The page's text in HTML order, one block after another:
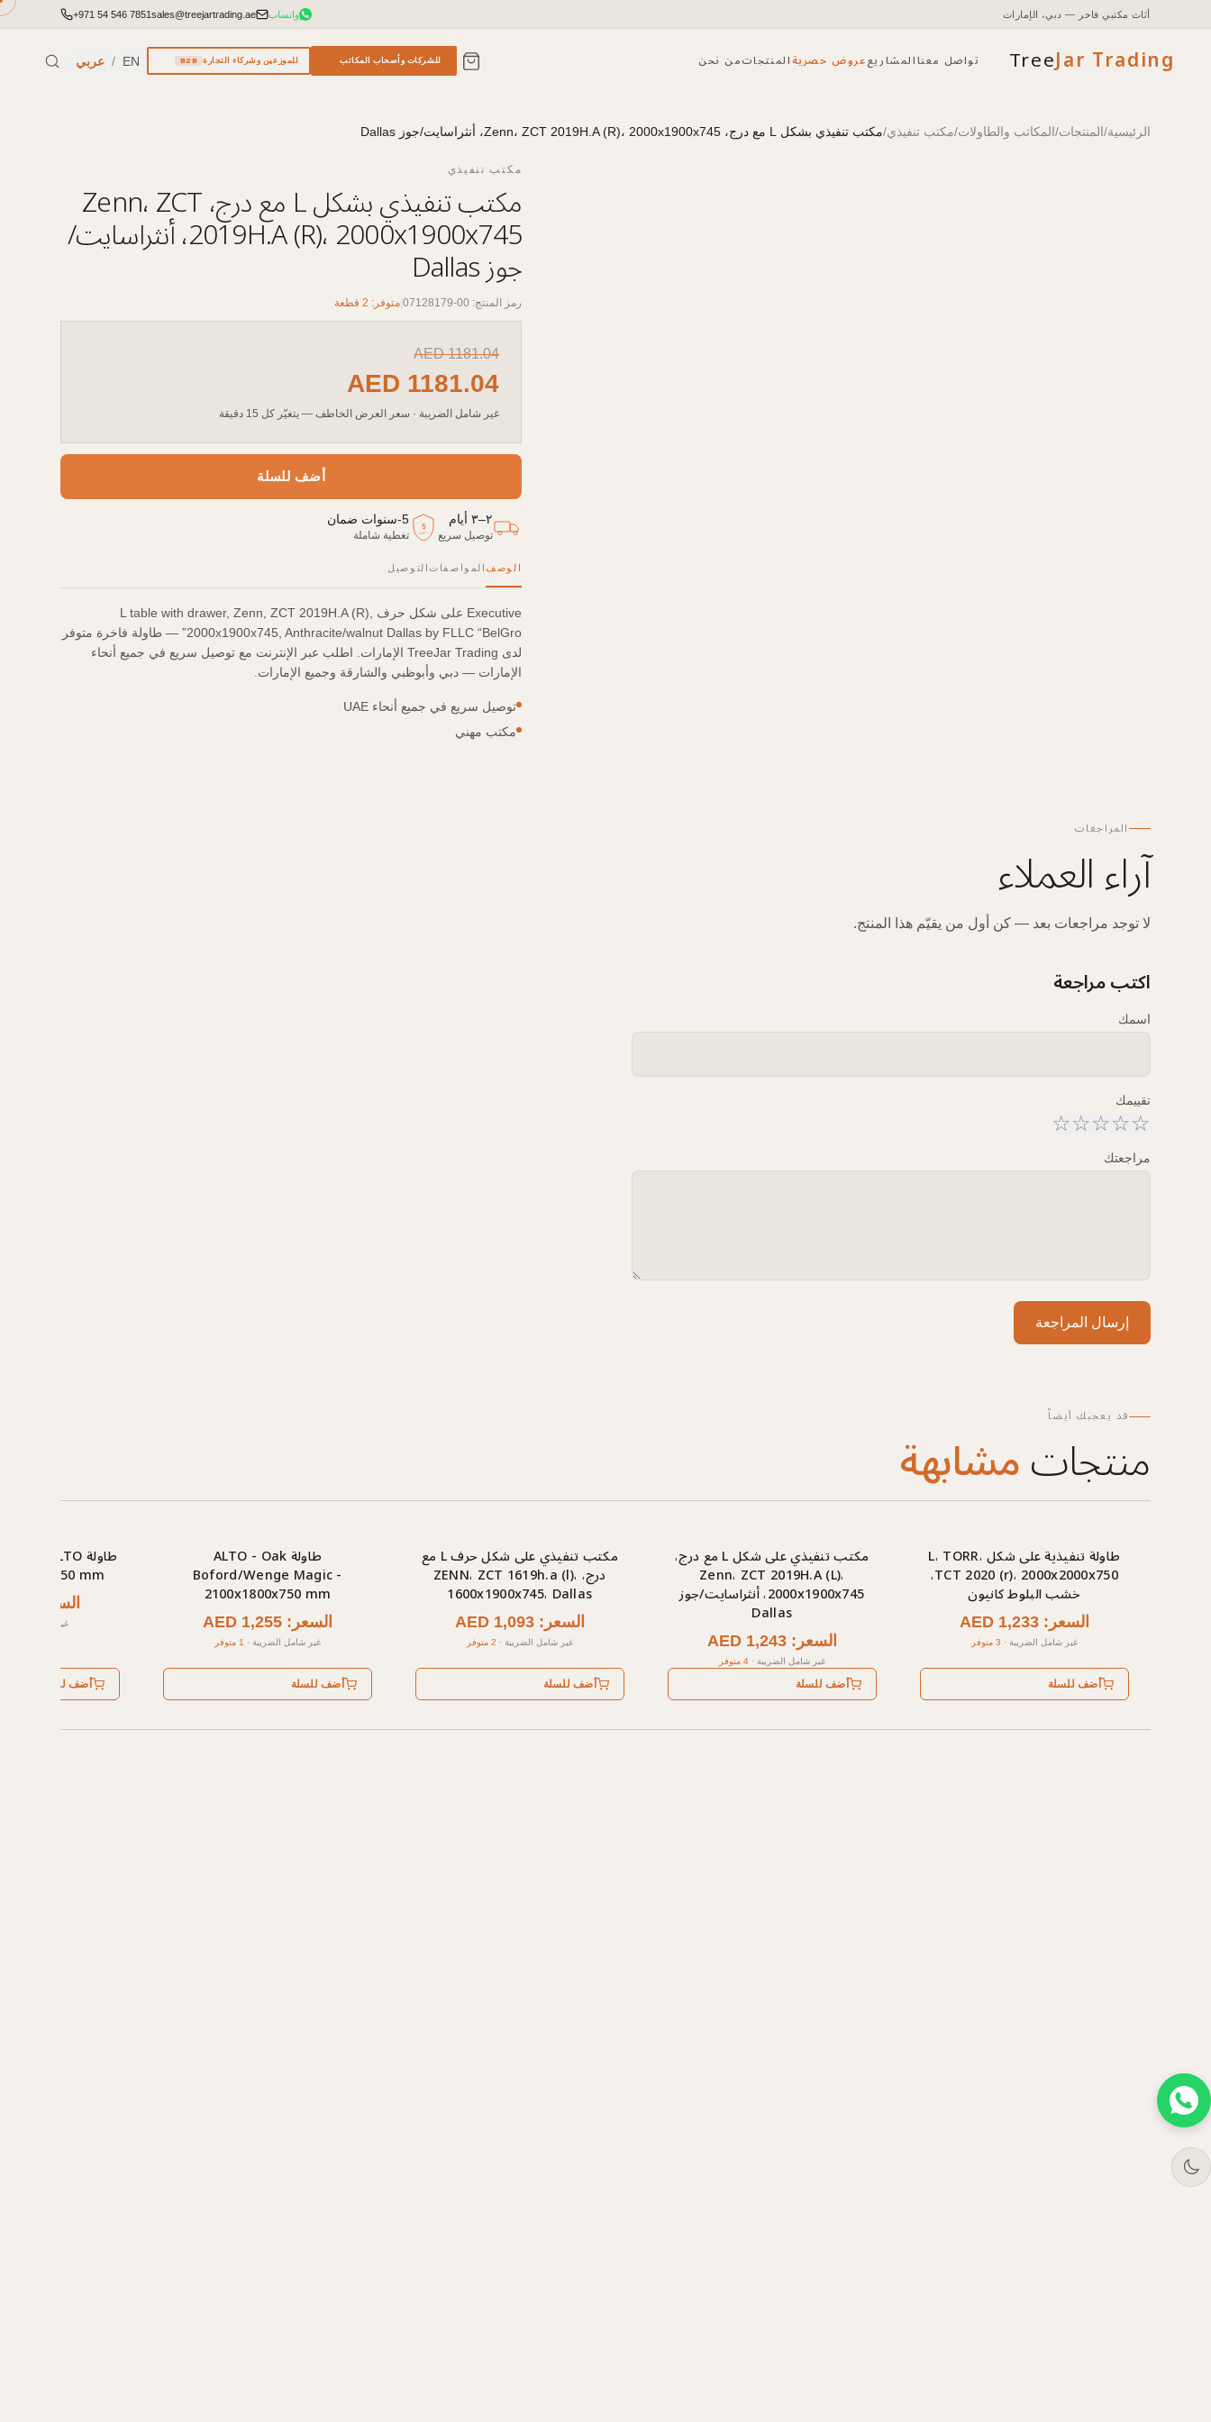
أثاث مكتبي فاخر — دبي، الإمارات +971 54 546 7851sales@treejartrading.ae واتساب
TreeJar Trading من نحنالمنتجاتعروض حصريةالمشاريعتواصل معنا للشركات وأصحاب المكاتب للموزعين وشركاء التجارة B2B
EN
/ عربي
الرئيسية/المنتجات/المكاتب والطاولات/مكتب تنفيذي/مكتب تنفيذي بشكل L مع درج، Zenn، ZCT 2019H.A (R)، 2000x1900x745، أنثراسايت/جوز Dallas
مكتب تنفيذي
مكتب تنفيذي بشكل L مع درج، Zenn، ZCT
2019H.A (R)، 2000x1900x745، أنثراسايت/
جوز Dallas
رمز المنتج: 00-07128179 | متوفر: 2 قطعة
AED1181.04
AED 1181.04
غير شامل الضريبة · سعر العرض الخاطف — يتغيّر كل 15 دقيقة
أضف للسلة
٢–٣ أيام
توصيل سريع
5
سنوات
5
-سنوات ضمان
تغطية شاملة
الوصفالمواصفاتالتوصيل
Executive على شكل حرف L table with drawer, Zenn, ZCT 2019H.A (R),
2000x1900x745, Anthracite/walnut Dallas by FLLC “BelGro” — طاولة فاخرة متوفر
لدى TreeJar Trading الإمارات. اطلب عبر الإنترنت مع توصيل سريع في جميع أنحاء
الإمارات — دبي وأبوظبي والشارقة وجميع الإمارات.
توصيل سريع في جميع أنحاء UAE
مكتب مهني
المراجعات
آراء العملاء
لا توجد مراجعات بعد — كن أول من يقيّم هذا المنتج.
اكتب مراجعة
اسمك
تقييمك
☆
☆
☆
☆
☆
مراجعتك
إرسال المراجعة
قد يعجبك أيضاً
منتجاتمشابهة
طاولة تنفيذية على شكل L، TORR،
TCT 2020 (r)، 2000x2000x750،
خشب البلوط كانيون
السعر: AED 1,233
غير شامل الضريبة · 3 متوفر
أضف للسلة
مكتب تنفيذي على شكل L مع درج،
Zenn، ZCT 2019H.A (L)،
2000x1900x745، أنثراسايت/جوز
Dallas
السعر: AED 1,243
غير شامل الضريبة ·4 متوفر
أضف للسلة
مكتب تنفيذي على شكل حرف L مع
درج، ZENN، ZCT 1619h.a (l)،
1600x1900x745، Dallas
السعر: AED 1,093
غير شامل الضريبة · 2 متوفر
أضف للسلة
طاولة ALTO - Oak
Boford/Wenge Magic -
2100x1800x750 mm
السعر: AED 1,255
غير شامل الضريبة · 1 متوفر
أضف للسلة
mm
السعر: AED 1,224
غير شامل الضريبة
أضف للسلة